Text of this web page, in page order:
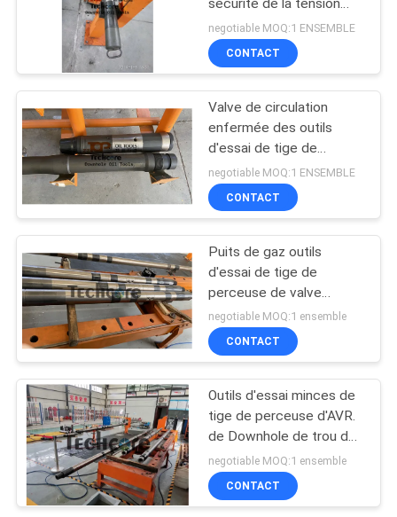
D'USINE
CONTRÔLE
DE
QUALITÉ
CONTACTEZ-
NOUS
NOUVELLES
CAS
BLOG
PLAN
DU
sécurité de la tension
RTTS au calibre
negotiable MOQ:1 ENSEMBLE
CONTACT
Valve de circulation
enfermée des outils
d'essai de tige de
perceuse de trou DST
IPO
negotiable MOQ:1 ENSEMBLE
CONTACT
Puits de gaz outils
d'essai de tige de
perceuse de valve
d'essai de 10000 livres
par pouce carré DAV
negotiable MOQ:1 ensemble
CONTACT
Outils d'essai minces de
tige de perceuse d'AVR.
de Downhole de trou de
DST
negotiable MOQ:1 ensemble
CONTACT